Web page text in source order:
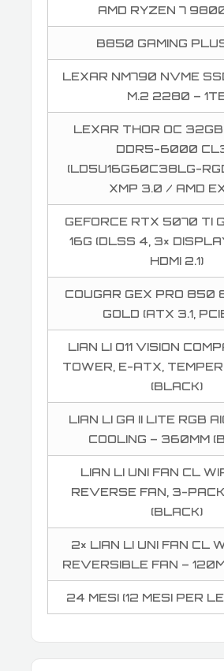
AMD RYZEN 7
B850 GAMING
LEXAR NM790 NVME
M.2 2280 –
LEXAR THOR OC 32GB
DDR5-6000
(LD5U16G60C38LG-
XMP 3.0 / AMD
GEFORCE RTX 5070 TI
16G (DLSS 4, 3×
HDMI 2.1)
COUGAR GEX PRO 850
GOLD (ATX 3.1,
LIAN LI O11 VISION
TOWER, E-ATX,
(BLACK)
LIAN LI GA II LITE RGB
COOLING – 360MM
LIAN LI UNI FAN CL
REVERSE FAN, 3-
(BLACK)
2× LIAN LI UNI FAN CL
REVERSIBLE FAN –
24 MESI (12 MESI PER